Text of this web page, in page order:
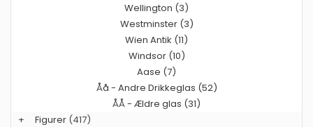
Wellington (3)
Westminster (3)
Wien Antik (11)
Windsor (10)
Aase (7)
Åå - Andre Drikkeglas (52)
ÅÅ - Ældre glas (31)
+
Figurer (417)